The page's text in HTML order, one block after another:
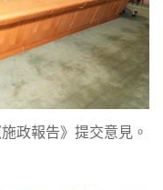
政報告》提交意見。